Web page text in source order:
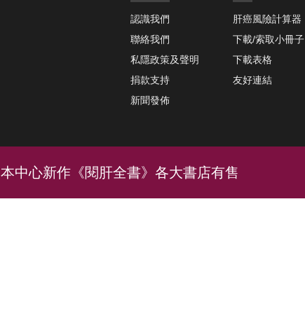
認識我們
聯絡我們
私隱政策及聲明
捐款支持
新聞發佈
肝癌風險計算器
下載/索取小冊子
下載表格
友好連結
本中心新作《閱肝全書》各大書店有售